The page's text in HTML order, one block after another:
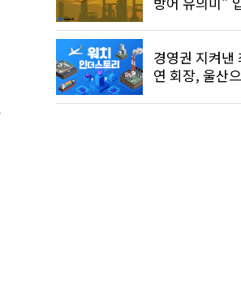
경영권 지켜낸
연 회장, 울산